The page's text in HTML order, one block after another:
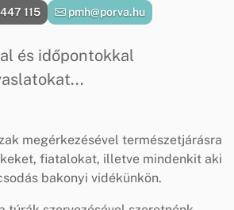
115 pmh@porva.hu
és időpontokkal
megérkezésével természetjárásra
fiatalokat, illetve mindenkit aki
bakonyi vidékünkön.